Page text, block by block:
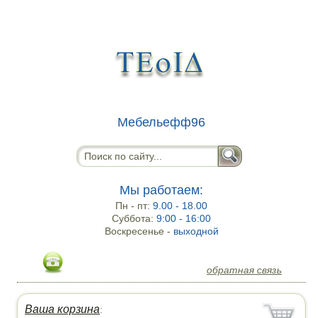
Мебельефф96
Мы работаем:
Пн - пт:9.00 - 18.00
Суббота:9:00 - 16:00
Воскресенье - выходной
обратная связь
Ваша корзина: